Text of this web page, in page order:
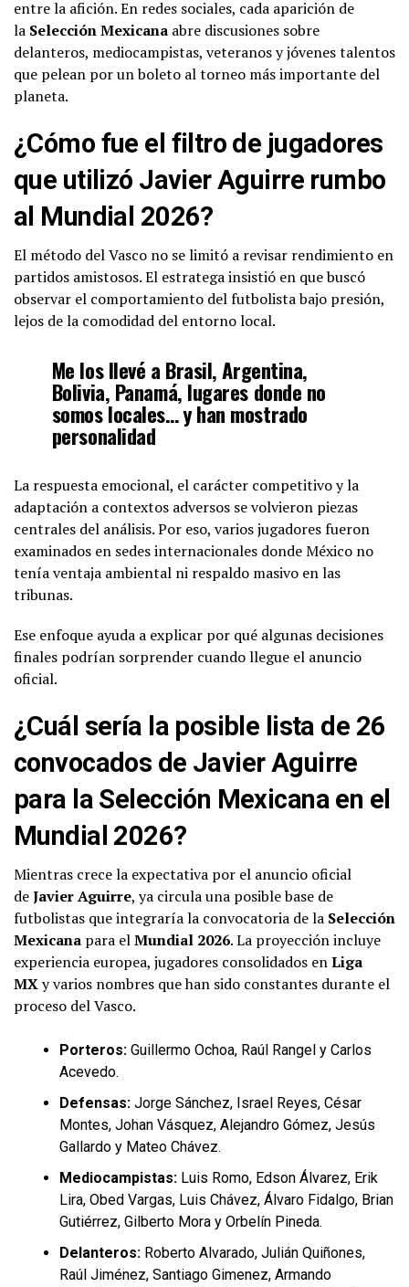
entre la afición. En redes sociales, cada aparición de
la Selección Mexicana abre discusiones sobre
delanteros, mediocampistas, veteranos y jóvenes talentos
que pelean por un boleto al torneo más importante del
planeta.
¿Cómo fue el filtro de jugadores
que utilizó Javier Aguirre rumbo
al Mundial 2026?
El método del Vasco no se limitó a revisar rendimiento en
partidos amistosos. El estratega insistió en que buscó
observar el comportamiento del futbolista bajo presión,
lejos de la comodidad del entorno local.
Me los llevé a Brasil, Argentina,
Bolivia, Panamá, lugares donde no
somos locales… y han mostrado
personalidad
La respuesta emocional, el carácter competitivo y la
adaptación a contextos adversos se volvieron piezas
centrales del análisis. Por eso, varios jugadores fueron
examinados en sedes internacionales donde México no
tenía ventaja ambiental ni respaldo masivo en las
tribunas.
Ese enfoque ayuda a explicar por qué algunas decisiones
finales podrían sorprender cuando llegue el anuncio
oficial.
¿Cuál sería la posible lista de 26
convocados de Javier Aguirre
para la Selección Mexicana en el
Mundial 2026?
Mientras crece la expectativa por el anuncio oficial
deJavier Aguirre, ya circula una posible base de
futbolistas que integraría la convocatoria de la Selección
Mexicana para elMundial 2026. La proyección incluye
experiencia europea, jugadores consolidados enLiga
MXy varios nombres que han sido constantes durante el
proceso del Vasco.
Porteros: Guillermo Ochoa, Raúl Rangel y Carlos
Acevedo.
Defensas: Jorge Sánchez, Israel Reyes, César
Montes, Johan Vásquez, Alejandro Gómez, Jesús
Gallardo y Mateo Chávez.
Mediocampistas: Luis Romo, Edson Álvarez, Erik
Lira, Obed Vargas, Luis Chávez, Álvaro Fidalgo, Brian
Gutiérrez, Gilberto Mora y Orbelín Pineda.
Delanteros: Roberto Alvarado, Julián Quiñones,
Raúl Jiménez, Santiago Gimenez, Armando